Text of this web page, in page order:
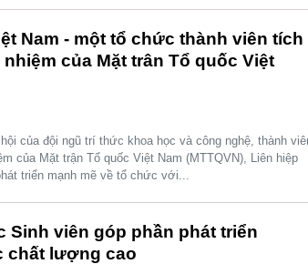
Nam - một tổ chức thành viên tích
của Mặt trân Tổ quốc Việt
của đội ngũ trí thức khoa học và công nghệ, thành
của Mặt trận Tổ quốc Việt Nam (MTTQVN), Liên hiệp
triển mạnh mẽ về tổ chức với...
Sinh viên góp phần phát triển
chất lượng cao